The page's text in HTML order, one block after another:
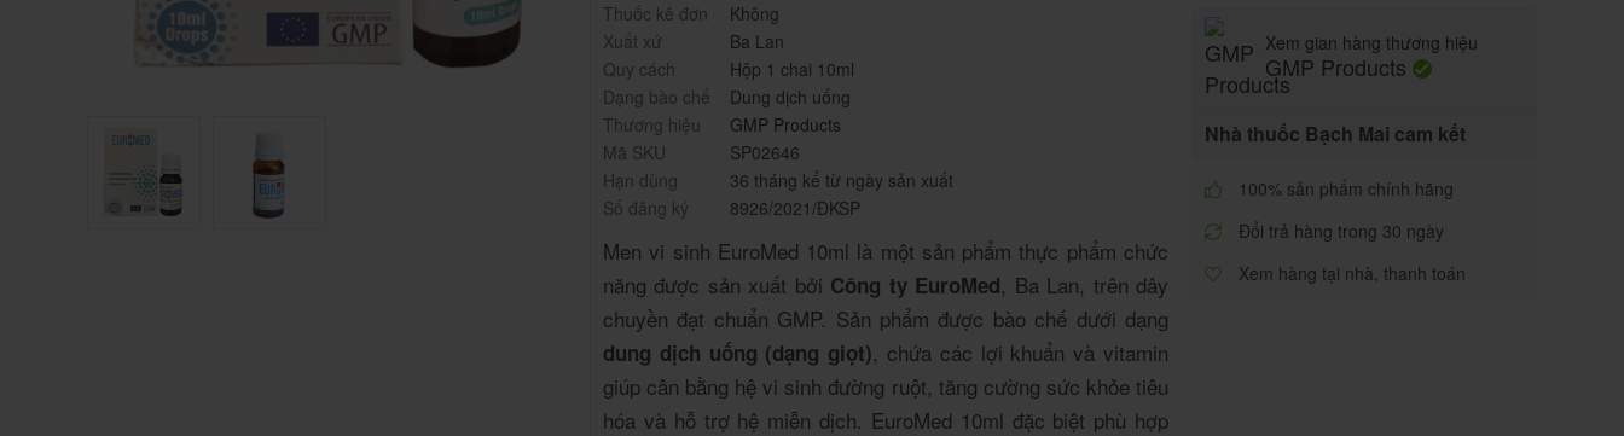
Thuốc kê đơn
Không
Xuất xứ
Ba Lan
Quy cách
Hộp 1 chai 10ml
Dạng bào chế
Dung dịch uống
Thương hiệu
GMP Products
Mã SKU
SP02646
Hạn dùng
36 tháng kể từ ngày sản xuất
Số đăng ký
8926/2021/ĐKSP
Men vi sinh EuroMed 10ml là một sản phẩm thực phẩm chức
năng được sản xuất bởi Công ty EuroMed, Ba Lan, trên dây
chuyền đạt chuẩn GMP. Sản phẩm được bào chế dưới dạng
dung dịch uống (dạng giọt), chứa các lợi khuẩn và vitamin
giúp cân bằng hệ vi sinh đường ruột, tăng cường sức khỏe tiêu
hóa và hỗ trợ hệ miễn dịch. EuroMed 10ml đặc biệt phù hợp
Xem gian hàng thương hiệu
GMP Products
Nhà thuốc Bạch Mai cam kết
100% sản phẩm chính hãng
Đổi trả hàng trong 30 ngày
Xem hàng tại nhà, thanh toán